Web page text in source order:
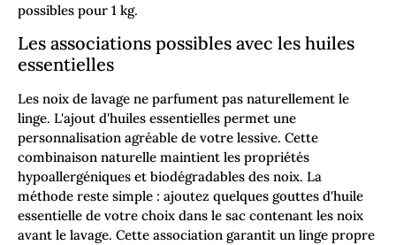
possibles pour 1 kg.
Les associations possibles avec les huiles
essentielles
Les noix de lavage ne parfument pas naturellement le
linge. L'ajout d'huiles essentielles permet une
personnalisation agréable de votre lessive. Cette
combinaison naturelle maintient les propriétés
hypoallergéniques et biodégradables des noix. La
méthode reste simple : ajoutez quelques gouttes d'huile
essentielle de votre choix dans le sac contenant les noix
avant le lavage. Cette association garantit un linge propre